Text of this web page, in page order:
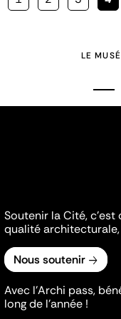
LE
Soutenir la Cité, c'est
qualité
Nous soutenir
Avec l’Archi pass,
long de l’année !